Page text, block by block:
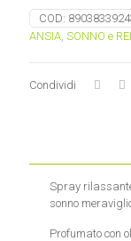
Spray
per
cuscino
India
COD:
ANSIA, SONNO e
Condividi
Spray
sonno
Profumato con